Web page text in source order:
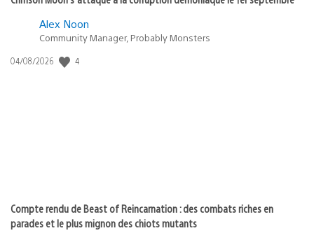
Alex Noon
Community Manager, Probably Monsters
Date
04/08/2026 4
Compte rendu de Beast of Reincarnation : des combats riches en
parades et le plus mignon des chiots mutants